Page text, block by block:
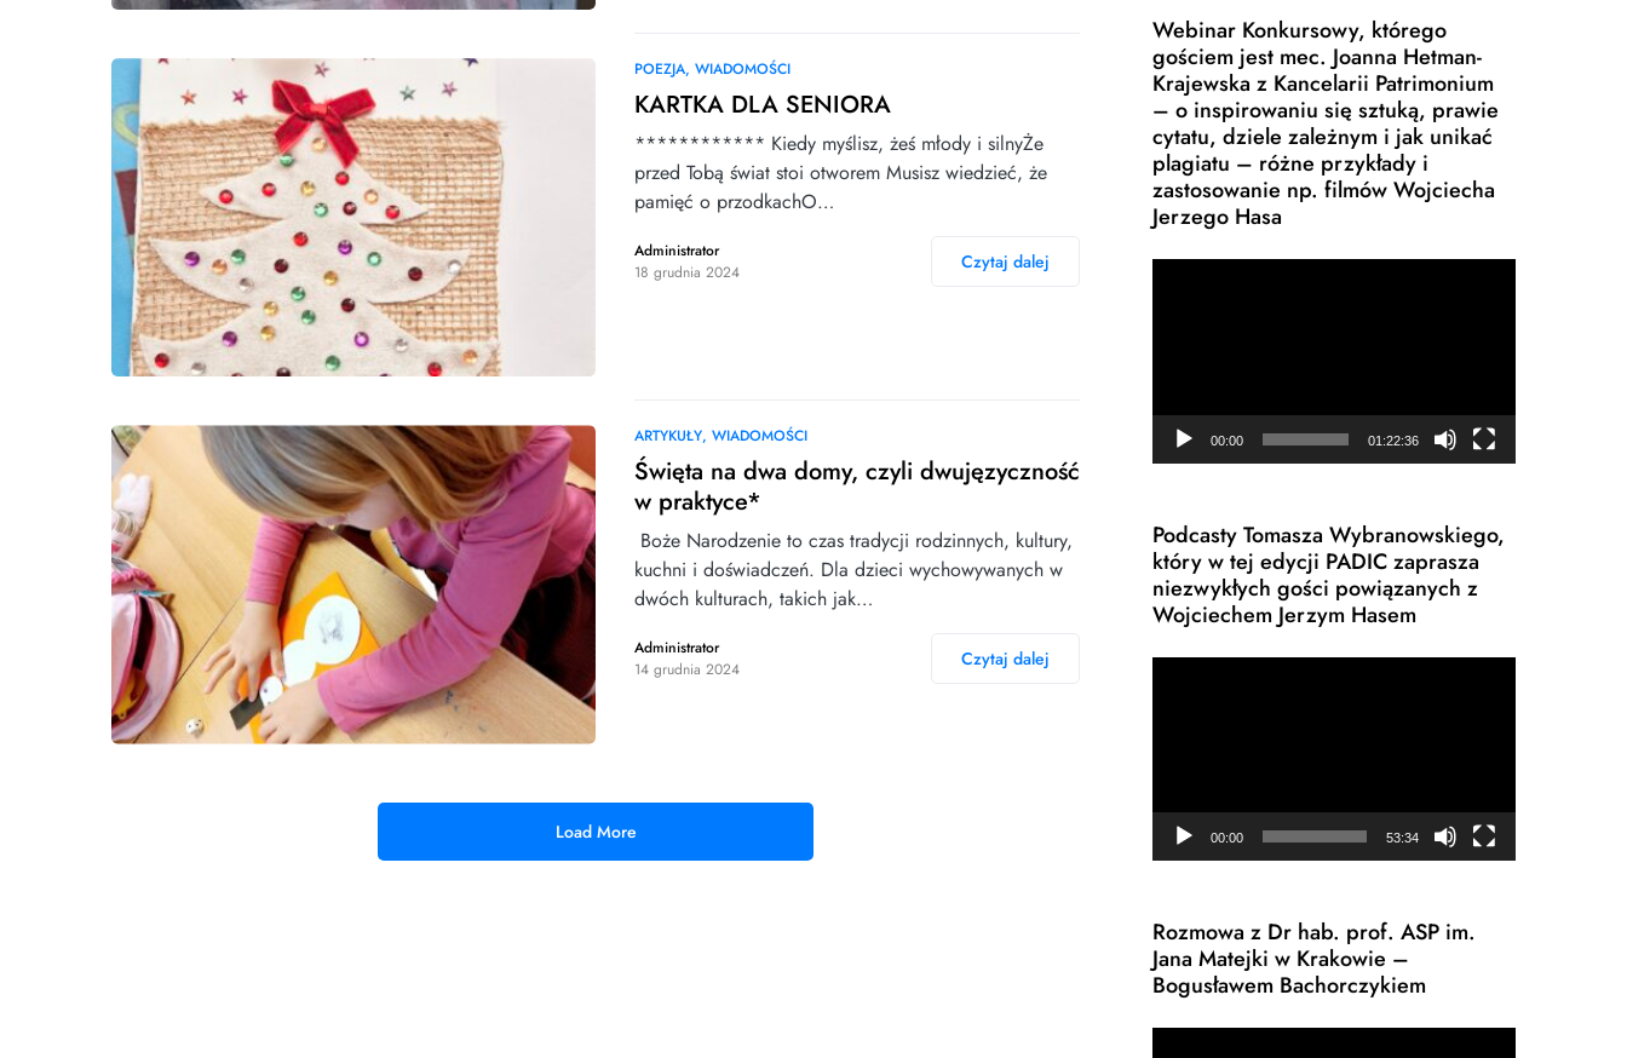
POEZJA WIADOMOŚCI
KARTKA DLA SENIORA
************ Kiedy myślisz, żeś młody i silnyŻe
przed Tobą świat stoi otworem Musisz wiedzieć, że
pamięć o przodkachO…
Administrator
18 grudnia 2024
Czytaj dalej
ARTYKUŁY WIADOMOŚCI
Święta na dwa domy, czyli dwujęzyczność
w praktyce*
Boże Narodzenie to czas tradycji rodzinnych, kultury,
kuchni i doświadczeń. Dla dzieci wychowywanych w
dwóch kulturach, takich jak…
Administrator
14 grudnia 2024
Czytaj dalej
Load More
Webinar Konkursowy, którego
gościem jest mec. Joanna Hetman-
Krajewska z Kancelarii Patrimonium
– o inspirowaniu się sztuką, prawie
cytatu, dziele zależnym i jak unikać
plagiatu – różne przykłady i
zastosowanie np. filmów Wojciecha
Jerzego Hasa
00:00 01:22:36
Podcasty Tomasza Wybranowskiego,
który w tej edycji PADIC zaprasza
niezwykłych gości powiązanych z
Wojciechem Jerzym Hasem
00:00 53:34
Rozmowa z Dr hab. prof. ASP im.
Jana Matejki w Krakowie –
Bogusławem Bachorczykiem